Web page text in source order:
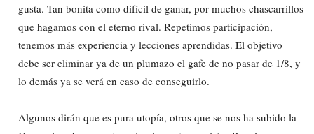
gusta. Tan bonita como difícil de ganar, por muchos chascarrillos
que hagamos con el eterno rival. Repetimos participación,
tenemos más experiencia y lecciones aprendidas. El objetivo
debe ser eliminar ya de un plumazo el gafe de no pasar de 1/8, y
lo demás ya se verá en caso de conseguirlo.
Algunos dirán que es pura utopía, otros que se nos ha subido la